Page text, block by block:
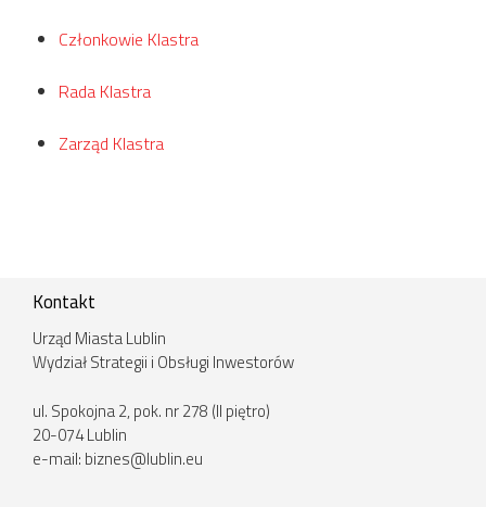
Członkowie Klastra
Rada Klastra
Zarząd Klastra
Kontakt
Urząd Miasta Lublin
Wydział Strategii i Obsługi Inwestorów
ul. Spokojna 2, pok. nr 278 (II piętro)
20-074 Lublin
e-mail: biznes@lublin.eu